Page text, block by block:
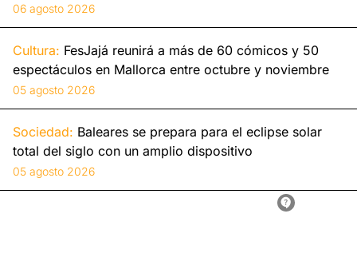
06 agosto 2026
Cultura: FesJajá reunirá a más de 60 cómicos y 50
espectáculos en Mallorca entre octubre y noviembre
05 agosto 2026
Sociedad: Baleares se prepara para el eclipse solar
total del siglo con un amplio dispositivo
05 agosto 2026